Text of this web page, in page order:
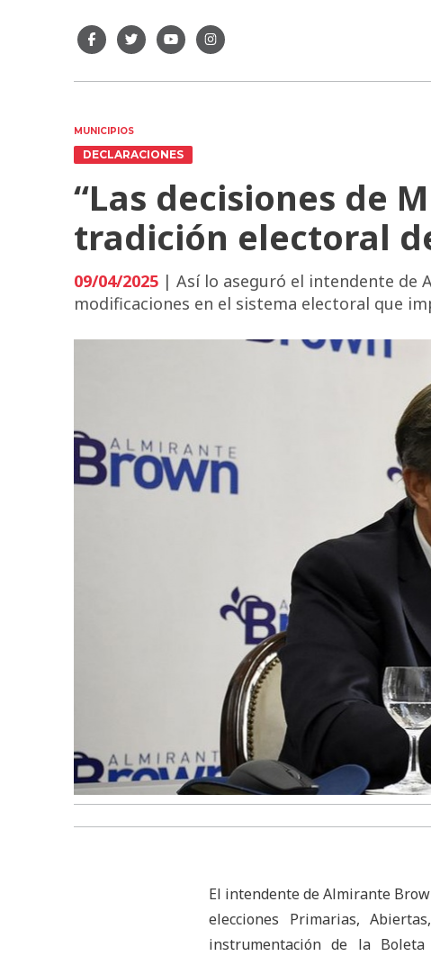
MUNICIPIOS
DECLARACIONES
“Las decisiones de
tradición electoral
09/04/2025 | Así lo aseguró el intendente de
modificaciones en el sistema electoral que
El intendente de Almirante
elecciones Primarias,
instrumentación de la